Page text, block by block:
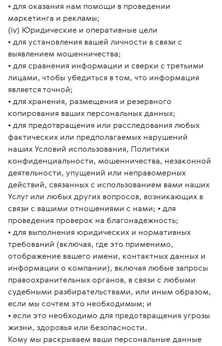
• для оказания нам помощи в проведении
маркетинга и рекламы;
(iv) Юридические и оперативные цели
• для установления вашей личности в связи с
выявлением мошенничества;
• для сравнения информации и сверки с третьими
лицами, чтобы убедиться в том, что информация
является точной;
• для хранения, размещения и резервного
копирования ваших персональных данных;
• для предотвращения или расследования любых
фактических или предполагаемых нарушений
наших Условий использования, Политики
конфиденциальности, мошенничества, незаконной
деятельности, упущений или неправомерных
действий, связанных с использованием вами наших
Услуг или любых других вопросов, возникающих в
связи с вашими отношениями с нами; • для
проведения проверок на благонадежность;
• для выполнения юридических и нормативных
требований (включая, где это применимо,
отображение вашего имени, контактных данных и
информации о компании), включая любые запросы
правоохранительных органов, в связи с любыми
судебными разбирательствами, или иным образом,
если мы сочтем это необходимым; и
• если это необходимо для предотвращения угрозы
жизни, здоровья или безопасности.
Кому мы раскрываем ваши персональные данные